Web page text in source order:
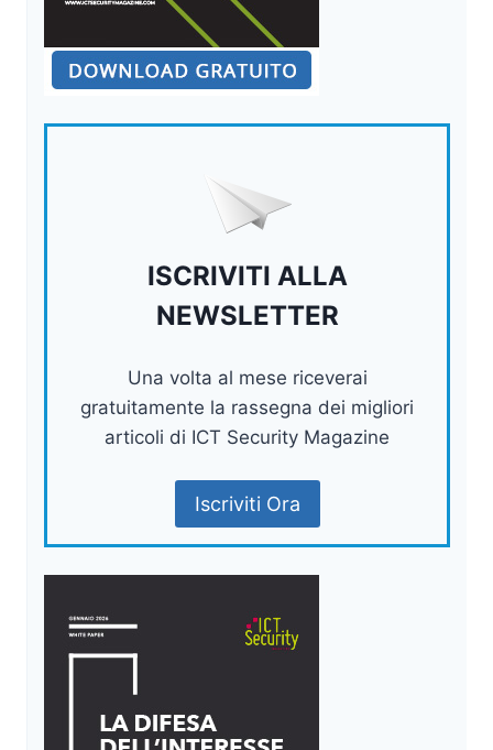
ISCRIVITI ALLA
NEWSLETTER
Una volta al mese riceverai
gratuitamente la rassegna dei migliori
articoli di ICT Security Magazine
Iscriviti Ora